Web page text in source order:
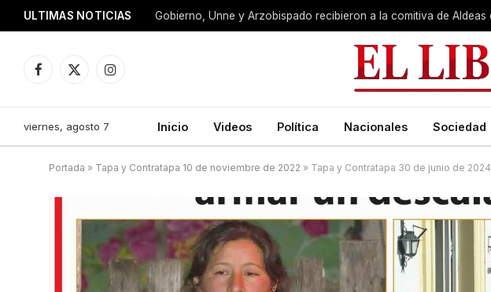
ULTIMAS NOTICIAS
Facebook
X
Instagram
viernes, agosto 7 Inicio Videos Política Nacionales Sociedad
Portada » Tapa y Contratapa 10 de noviembre de 2022 » Tapa y Contratapa 30 de junio de 2024